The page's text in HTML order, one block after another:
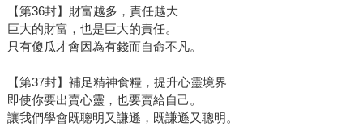
【第36封】財富越多，責任越大
巨大的財富，也是巨大的責任。
只有傻瓜才會因為有錢而自命不凡。
【第37封】補足精神食糧，提升心靈境界
即使你要出賣心靈，也要賣給自己。
讓我們學會既聰明又謙遜，既謙遜又聰明。